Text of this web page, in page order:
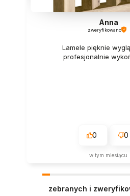
Anna
zweryfikowano
Lamele pięknie
profesjonalnie
0 0
w tym miesiącu
zebranych i